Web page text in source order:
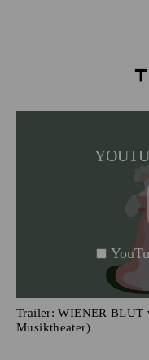
Trailer: WIENER BLUT
Musiktheater)